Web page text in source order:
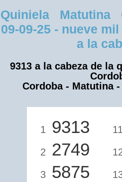
Quiniela Matutina
09-09-25 - nueve
a la
9313 a la cabeza de la
Cordoba - Matutina -
1 9313
2 2749
3 5875
11